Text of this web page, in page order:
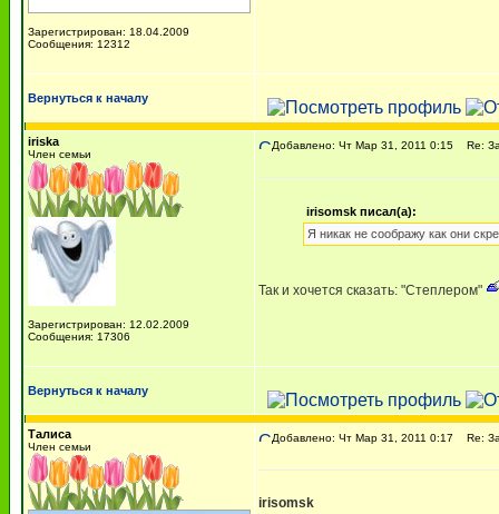
Зарегистрирован: 18.04.2009
Сообщения: 12312
Вернуться к началу
iriska
Член семьи
Зарегистрирован: 12.02.2009
Сообщения: 17306
Добавлено: Чт Мар 31, 2011 0:15 Re:
irisomsk писал(а):
Я никак не соображу как они
Так и хочется сказать: "Степлером"
Вернуться к началу
Талиса
Член семьи
Добавлено: Чт Мар 31, 2011 0:17 Re:
irisomsk